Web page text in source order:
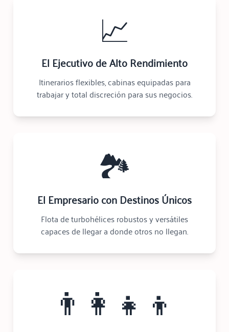
📈
El Ejecutivo de Alto Rendimiento
Itinerarios flexibles, cabinas equipadas para
trabajar y total discreción para sus negocios.
🏞️
El Empresario con Destinos Únicos
Flota de turbohélices robustos y versátiles
capaces de llegar a donde otros no llegan.
👨‍👩‍👧‍👦